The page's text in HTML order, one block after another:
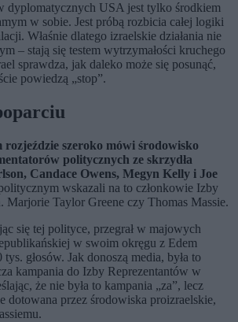
dyplomatycznych USA jest tylko środkiem
w sobie. Jest próbą rozbicia całej logiki
Właśnie dlatego izraelskie działania nie
– stają się testem wytrzymałości kruchego
sprawdza, jak daleko może się posunąć,
powiedzą „stop”.
rozjeździe szeroko mówi środowisko
politycznych ze skrzydła
Candace Owens, Megyn Kelly i Joe
wskazali na to członkowie Izby
Marjorie Taylor Greene czy Thomas Massie.
się tej polityce, przegrał w majowych
w swoim okręgu z Edem
głosów. Jak donoszą media, była to
kampania do Izby Reprezentantów w
że nie była to kampania „za”, lecz
dotowana przez środowiska proizraelskie,